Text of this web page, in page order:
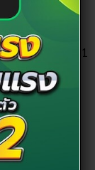
พงษ์ หรือ ธวัช
าะและอาการ
75 ปี เมื่อวันที่ 11
มษายน 2497
นักแสดงผู้
และวันที่เสีย
ท่านด้วยนะ